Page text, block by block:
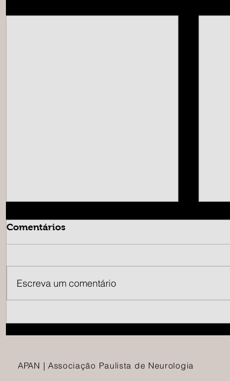
EVIDÊNCIAS
Comentários
Escreva um comentário
APAN | Associação Paulista de Neurologia